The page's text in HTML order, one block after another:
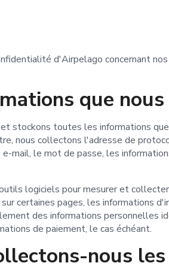
d'Airpelago concernant
que
stockons toutes les informations
nous collectons l'adresse de
mail, le mot de passe, les
logiciels pour mesurer et
certaines pages, les informations
des informations personnelles
de paiement, le cas échéant.
nous